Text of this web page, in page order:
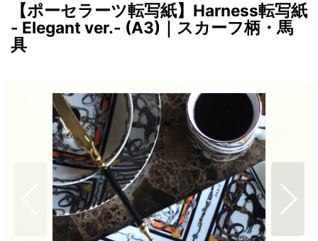
【ポーセラーツ転写紙】Harness転写紙
- Elegant ver.- (A3)｜スカーフ柄・馬
具